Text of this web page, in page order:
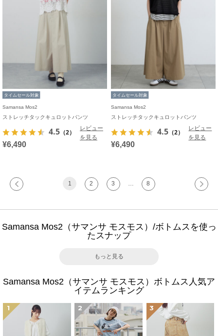
タイムセール対象
Samansa Mos2
ストレッチタックキュロットパンツ
4.5 （2）
レビュー
を見る
¥6,490
タイムセール対象
Samansa Mos2
ストレッチタックキュロットパンツ
4.5 （2）
レビュー
を見る
¥6,490
1 2 3 8
Samansa Mos2（サマンサ モスモス）/ボトムスを使っ
たスナップ
もっと見る
Samansa Mos2（サマンサ モスモス）ボトムス人気ア
イテムランキング
1 2 3